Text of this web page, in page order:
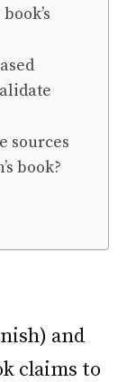
sources
book?
and
claims to